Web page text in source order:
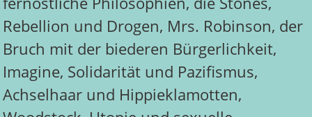
Rebellion und Drogen, Mrs. Robinson, der
Bruch mit der biederen Bürgerlichkeit,
Imagine, Solidarität und Pazifismus,
Achselhaar und Hippieklamotten,